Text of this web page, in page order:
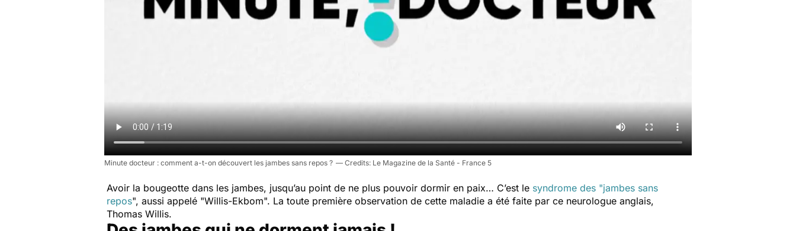
Minute docteur : comment a-t-on découvert les jambes sans repos ? Le Magazine de la Santé - France 5
Avoir la bougeotte dans les jambes, jusqu’au point de ne plus pouvoir dormir en paix… C’est le syndrome des "jambes sans
repos", aussi appelé "Willis-Ekbom". La toute première observation de cette maladie a été faite par ce neurologue anglais,
Thomas Willis.